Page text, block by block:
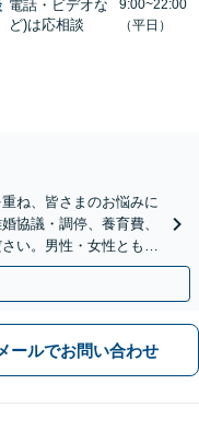
電話・ビデオな
ど)は応相談
9:00~22:00
（平日）
ね、皆さまのお悩みに
協議・調停、養育費、
い。男性・女性ともに
可】
ールでお問い合わせ